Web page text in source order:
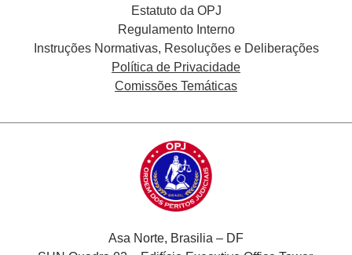
Estatuto da OPJ
Regulamento Interno
Instruções Normativas, Resoluções e Deliberações
Política de Privacidade
Comissões Temáticas
Asa Norte, Brasilia – DF